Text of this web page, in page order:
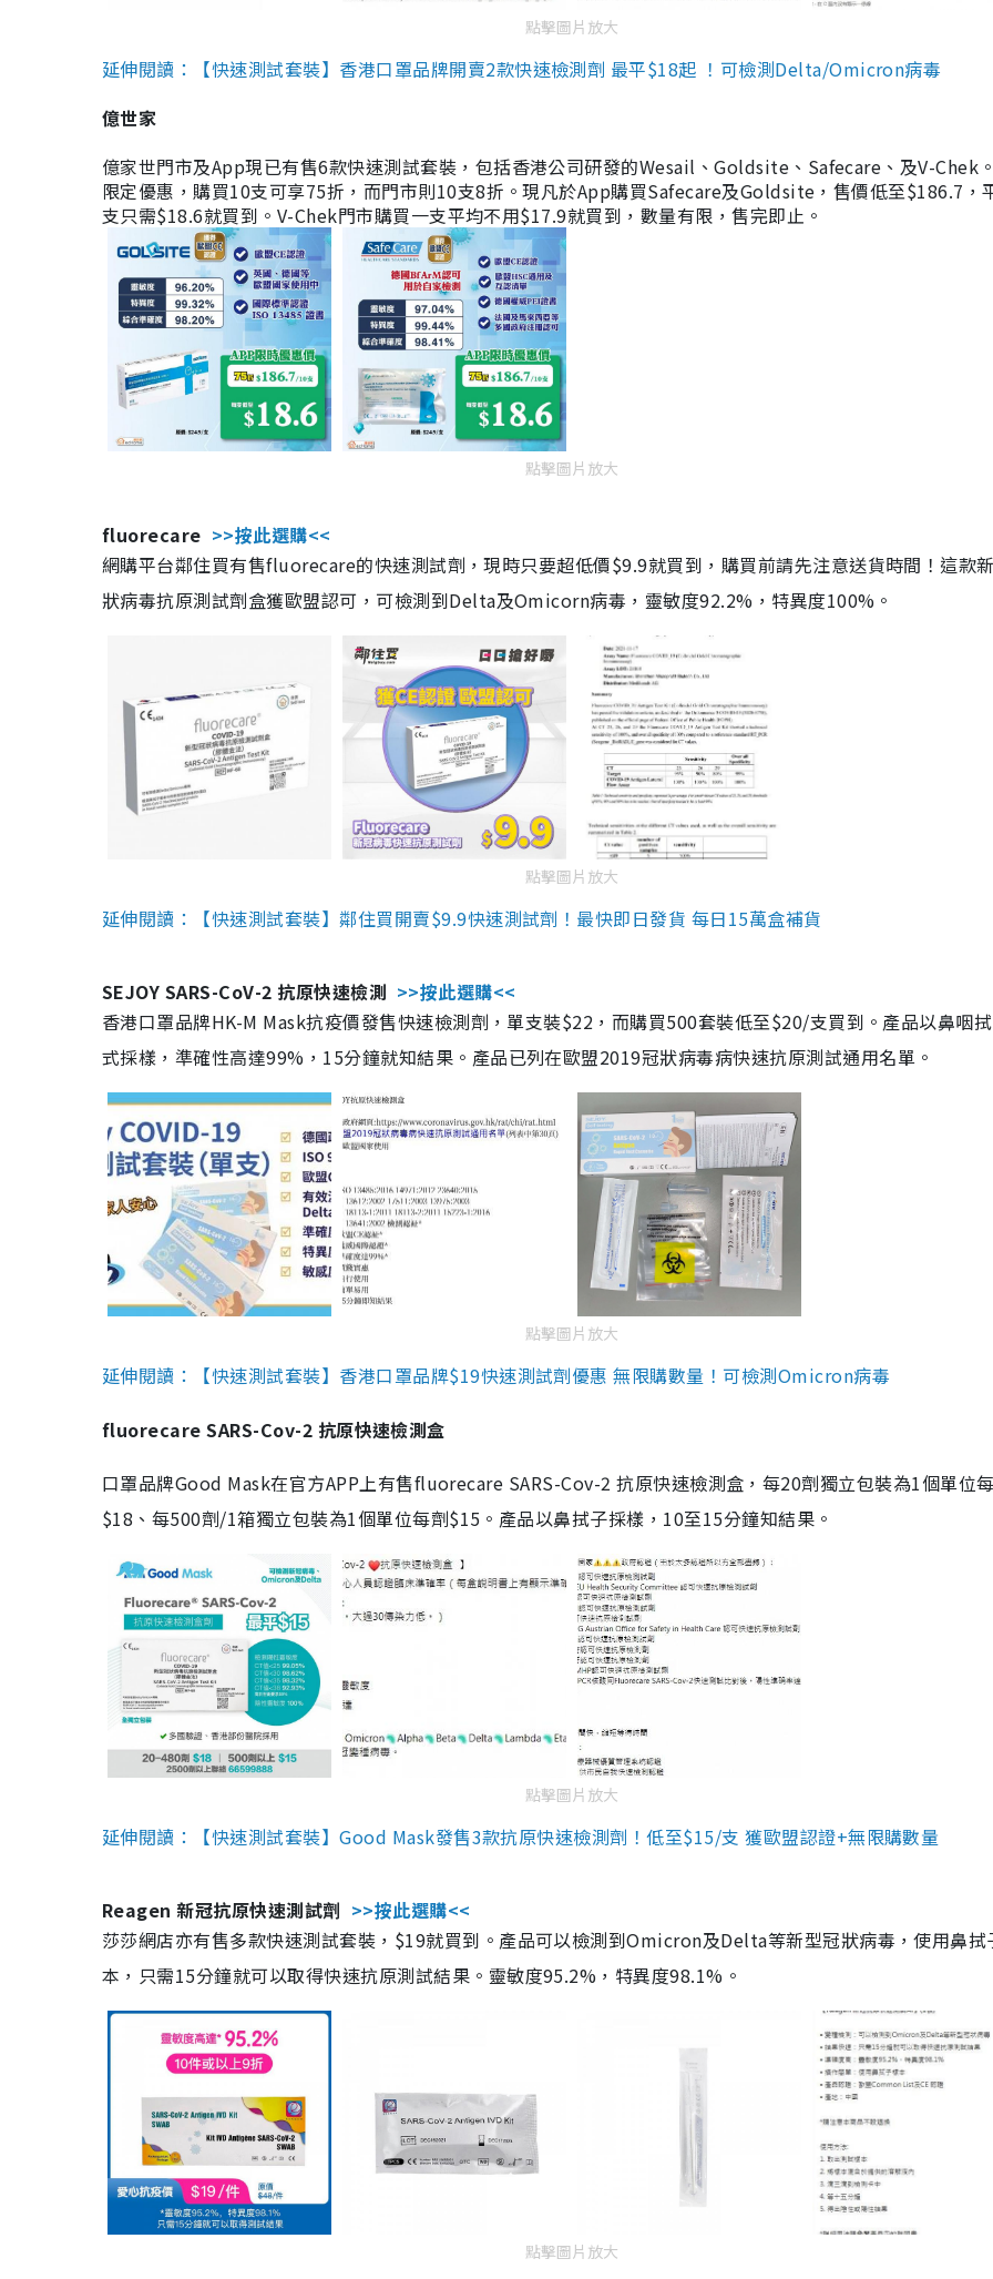
點擊圖片放大
延伸閱讀：【快速測試套裝】香港口罩品牌開賣2款快速檢測劑 最平$18起 ！可檢測Delta/Omicron病毒
億世家
億家世門市及App現已有售6款快速測試套裝，包括香港公司研發的Wesail、Goldsite、Safecare、及V-Chek
限定優惠，購買10支可享75折，而門市則10支8折。現凡於App購買Safecare及Goldsite，售價低至$186.7，
支只需$18.6就買到。V-Chek門市購買一支平均不用$17.9就買到，數量有限，售完即止。
點擊圖片放大
fluorecare >>按此選購<<
網購平台鄰住買有售fluorecare的快速測試劑，現時只要超低價$9.9就買到，購買前請先注意送貨時間！這款
狀病毒抗原測試劑盒獲歐盟認可，可檢測到Delta及Omicorn病毒，靈敏度92.2%，特異度100%。
點擊圖片放大
延伸閱讀：【快速測試套裝】鄰住買開賣$9.9快速測試劑！最快即日發貨 每日15萬盒補貨
SEJOY SARS-CoV-2 抗原快速檢測 >>按此選購<<
香港口罩品牌HK-M Mask抗疫價發售快速檢測劑，單支裝$22，而購買500套裝低至$20/支買到。產品以鼻咽
式採樣，準確性高達99%，15分鐘就知結果。產品已列在歐盟2019冠狀病毒病快速抗原測試通用名單。
點擊圖片放大
延伸閱讀：【快速測試套裝】香港口罩品牌$19快速測試劑優惠 無限購數量！可檢測Omicron病毒
fluorecare SARS-Cov-2 抗原快速檢測盒
口罩品牌Good Mask在官方APP上有售fluorecare SARS-Cov-2 抗原快速檢測盒，每20劑獨立包裝為1個單位
$18、每500劑/1箱獨立包裝為1個單位每劑$15。產品以鼻拭子採樣，10至15分鐘知結果。
點擊圖片放大
延伸閱讀：【快速測試套裝】Good Mask發售3款抗原快速檢測劑！低至$15/支 獲歐盟認證+無限購數量
Reagen 新冠抗原快速測試劑 >>按此選購<<
莎莎網店亦有售多款快速測試套裝，$19就買到。產品可以檢測到Omicron及Delta等新型冠狀病毒，使用鼻拭
本，只需15分鐘就可以取得快速抗原測試結果。靈敏度95.2%，特異度98.1%。
點擊圖片放大